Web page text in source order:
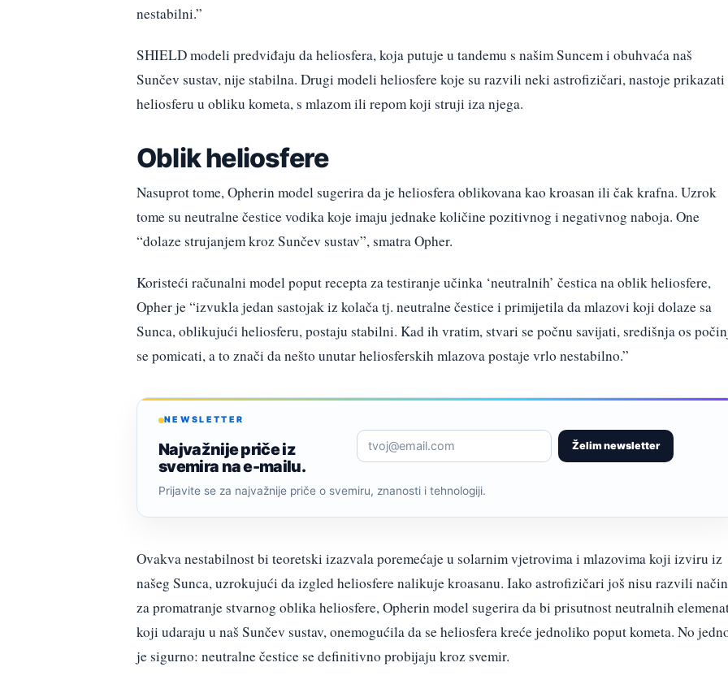
nestabilni.”
SHIELD modeli predviđaju da heliosfera, koja putuje u tandemu s našim Suncem i obuhvaća naš
Sunčev sustav, nije stabilna. Drugi modeli heliosfere koje su razvili neki astrofizičari, nastoje prikazati
heliosferu u obliku kometa, s mlazom ili repom koji struji iza njega.
Oblik heliosfere
Nasuprot tome, Opherin model sugerira da je heliosfera oblikovana kao kroasan ili čak krafna. Uzrok
tome su neutralne čestice vodika koje imaju jednake količine pozitivnog i negativnog naboja. One
“dolaze strujanjem kroz Sunčev sustav”, smatra Opher.
Koristeći računalni model poput recepta za testiranje učinka ‘neutralnih’ čestica na oblik heliosfere,
Opher je “izvukla jedan sastojak iz kolača tj. neutralne čestice i primijetila da mlazovi koji dolaze sa
Sunca, oblikujući heliosferu, postaju stabilni. Kad ih vratim, stvari se počnu savijati, središnja os
se pomicati, a to znači da nešto unutar heliosferskih mlazova postaje vrlo nestabilno.”
NEWSLETTER
Najvažnije priče iz
svemira na e-mailu.
Želim newsletter
Prijavite se za najvažnije priče o svemiru, znanosti i tehnologiji.
Ovakva nestabilnost bi teoretski izazvala poremećaje u solarnim vjetrovima i mlazovima koji izviru iz
našeg Sunca, uzrokujući da izgled heliosfere nalikuje kroasanu. Iako astrofizičari još nisu razvili
za promatranje stvarnog oblika heliosfere, Opherin model sugerira da bi prisutnost neutralnih
koji udaraju u naš Sunčev sustav, onemogućila da se heliosfera kreće jednoliko poput kometa. No
je sigurno: neutralne čestice se definitivno probijaju kroz svemir.